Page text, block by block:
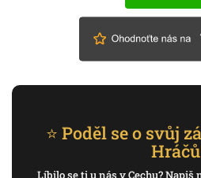
⭐ Poděl se o svůj
Líbilo se ti u nás v Cechu? Napiš